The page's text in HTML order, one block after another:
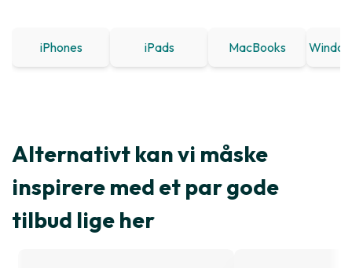
iPhones iPads MacBooks
Alternativt kan vi måske
inspirere med et par gode
tilbud lige her